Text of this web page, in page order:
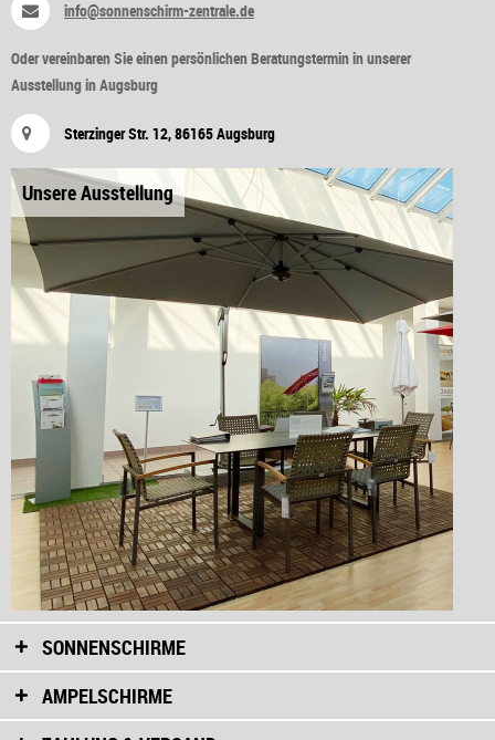
info@sonnenschirm-zentrale.de
Oder vereinbaren Sie einen persönlichen Beratungstermin in unserer
Ausstellung in Augsburg
Sterzinger Str. 12, 86165 Augsburg
Unsere Ausstellung
SONNENSCHIRME
AMPELSCHIRME